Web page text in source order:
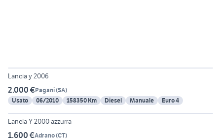
Lancia y 2006
2.000 €Pagani(SA)
Usato
06/2010 158350 Km Diesel Manuale Euro 4
6
Lancia Y 2000 azzurra
1.600 €Adrano(CT)